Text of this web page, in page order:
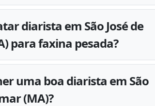
diarista em São José de
para faxina pesada?
uma boa diarista em São
(MA)?